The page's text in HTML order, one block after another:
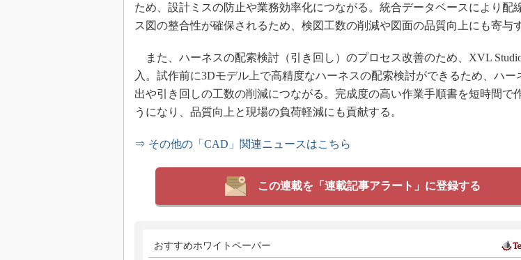
ため、設計ミスの防止や業務効率化につながる。統合データベースにより配
ス図の整合性が確保されるため、検図工数の削減や図面の品質向上にも寄与
また、ハーネスの配索検討（引き回し）のプロセス改善のため、XVL
入。試作前に3Dモデル上で高精度なハーネスの配索検討ができるため、ハー
出や引き回しの工数の削減につながる。完成度の高い作業手順書を短時間で
うになり、品質向上と現場の負荷軽減にも貢献する。
⇒ その他の「CAD」関連ニュースはこちら
この連載を「連載記事アラート」に登録する
おすすめホワイトペーパー